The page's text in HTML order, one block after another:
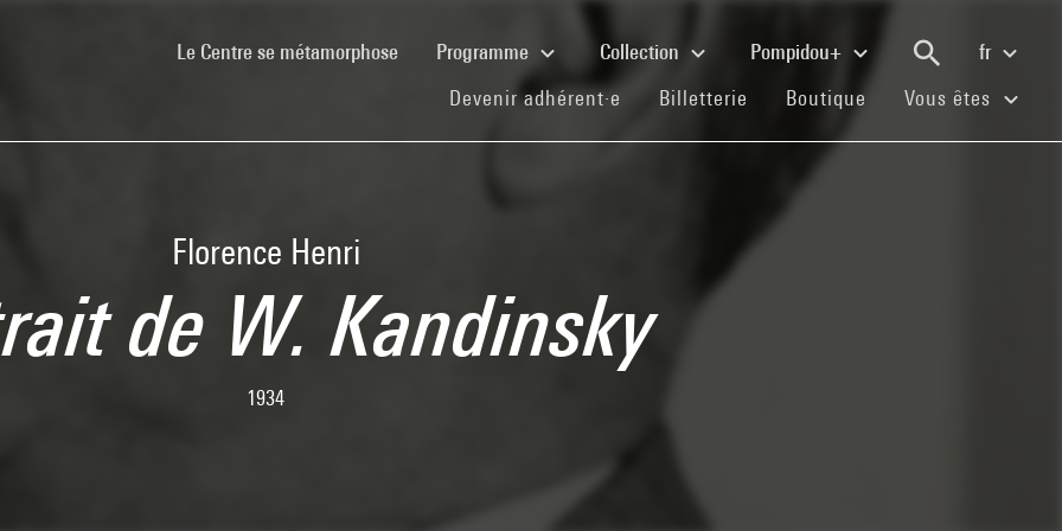
Le Centre se métamorphose(current)Programme Collection Pompidou+
fr
Devenir adhérent·e (current)
Billetterie (current)
Boutique (current)
Vous êtes
Florence Henri
de W. Kandinsky
1934